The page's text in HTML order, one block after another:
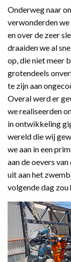
Onderweg naar
verwonderden
en over de zeer
draaiden we al
op, die niet meer
grotendeels
te zijn aan
Overal werd er
we realiseerden
in ontwikkeling
wereld die wij
we aan in een
aan de oevers
uit aan het
volgende dag zou